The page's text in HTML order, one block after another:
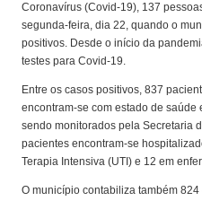
Coronavírus (Covid-19), 137
segunda-feira, dia 22, quando o
positivos. Desde o início da
testes para Covid-19.
Entre os casos positivos, 837
encontram-se com estado de
sendo monitorados pela Secretaria
pacientes encontram-se
Terapia Intensiva (UTI) e 12 em
O município contabiliza também